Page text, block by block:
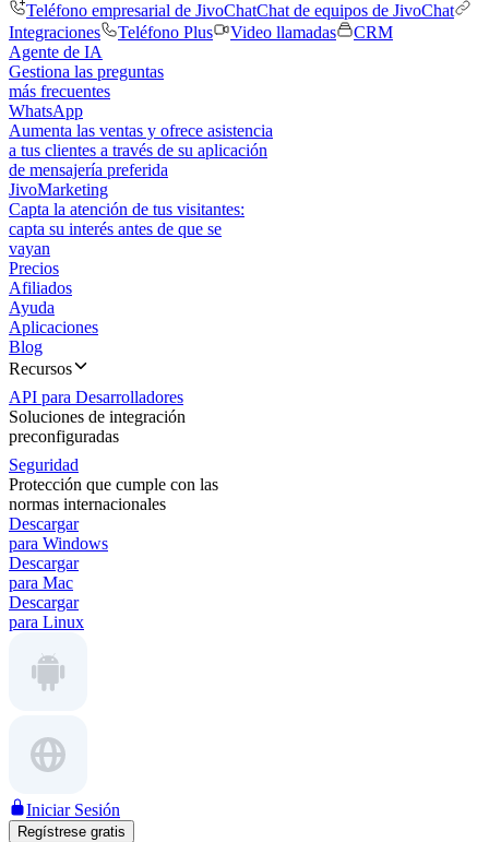
Teléfono empresarial de JivoChatChat de equipos de JivoChat
Integraciones
Teléfono Plus Video llamadas
CRM
Agente de IA
Gestiona las preguntas
más frecuentes
WhatsApp
Aumenta las ventas y ofrece asistencia
a tus clientes a través de su aplicación
de mensajería preferida
JivoMarketing
Capta la atención de tus visitantes:
capta su interés antes de que se
vayan
Precios
Afiliados
Ayuda
Aplicaciones
Blog
Recursos
API para Desarrolladores
Soluciones de integración
preconfiguradas
Seguridad
Protección que cumple con las
normas internacionales
Descargar
para Windows
Descargar
para Mac
Descargar
para Linux
Iniciar Sesión
Regístrese gratis